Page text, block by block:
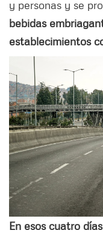
y personas y se
bebidas
establecimientos
En esos cuatro